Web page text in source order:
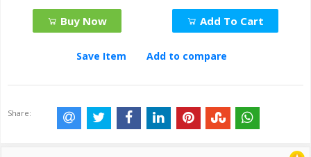
Buy Now Add To Cart
Save Item Add to compare
Share: